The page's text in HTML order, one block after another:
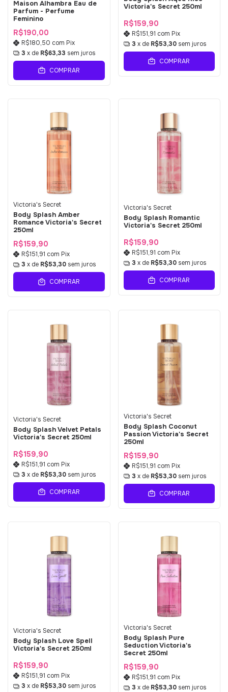
Maison Alhambra Eau de
Parfum - Perfume
Feminino
R$190,00
R$180,50 com Pix
3 x de R$63,33 sem juros
COMPRAR
Victoria's Secret 250ml
R$159,90
R$151,91 com Pix
3 x de R$53,30 sem juros
COMPRAR
Victoria's Secret
Body Splash Amber
Romance Victoria's Secret
250ml
R$159,90
R$151,91 com Pix
3 x de R$53,30 sem juros
COMPRAR
Victoria's Secret
Body Splash Romantic
Victoria's Secret 250ml
R$159,90
R$151,91 com Pix
3 x de R$53,30 sem juros
COMPRAR
Victoria's Secret
Body Splash Velvet Petals
Victoria's Secret 250ml
R$159,90
R$151,91 com Pix
3 x de R$53,30 sem juros
COMPRAR
Victoria's Secret
Body Splash Coconut
Passion Victoria's Secret
250ml
R$159,90
R$151,91 com Pix
3 x de R$53,30 sem juros
COMPRAR
Victoria's Secret
Body Splash Love Spell
Victoria's Secret 250ml
R$159,90
R$151,91 com Pix
3 x de R$53,30 sem juros
Victoria's Secret
Body Splash Pure
Seduction Victoria's
Secret 250ml
R$159,90
R$151,91 com Pix
3 x de R$53,30 sem juros